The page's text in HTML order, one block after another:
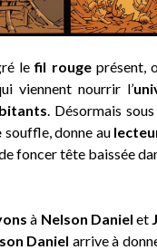
lefil rougeprésent,
viennent nourrir l’
. Désormais
souffle, donne au
foncer tête baissée
à Nelson Daniel et
Daniel arrive à